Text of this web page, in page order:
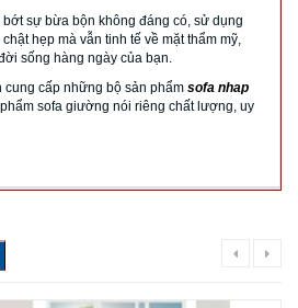
sự bừa bộn không đáng có, sử dụng
hẹp mà vẫn tinh tế về mặt thẩm mỹ,
sống hàng ngày của bạn.
cấp những bộ sản phẩm sofa nhap
sofa giường nói riêng chất lượng, uy